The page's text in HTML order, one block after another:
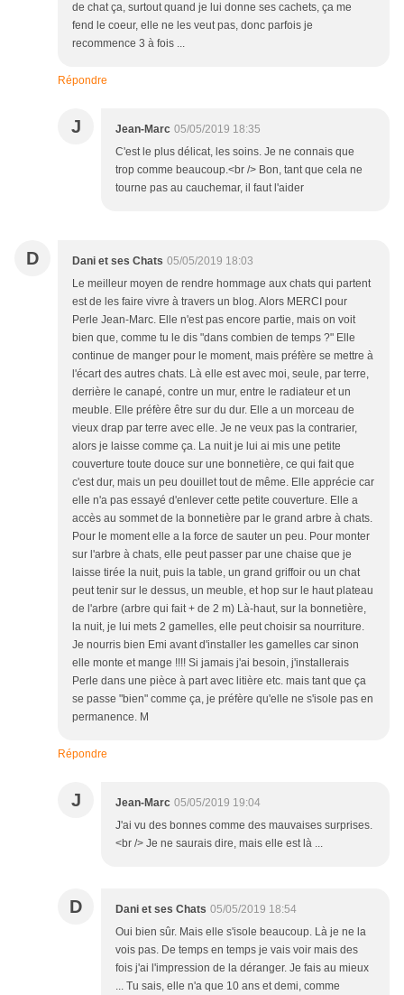
de chat ça, surtout quand je lui donne ses cachets, ça me
fend le coeur, elle ne les veut pas, donc parfois je
recommence 3 à fois ...
Répondre
J Jean-Marc 05/05/2019 18:35
C'est le plus délicat, les soins. Je ne connais que
trop comme beaucoup.<br /> Bon, tant que cela ne
tourne pas au cauchemar, il faut l'aider
D Dani et ses Chats 05/05/2019 18:03
Le meilleur moyen de rendre hommage aux chats qui partent
est de les faire vivre à travers un blog. Alors MERCI pour
Perle Jean-Marc. Elle n'est pas encore partie, mais on voit
bien que, comme tu le dis "dans combien de temps ?" Elle
continue de manger pour le moment, mais préfère se mettre à
l'écart des autres chats. Là elle est avec moi, seule, par terre,
derrière le canapé, contre un mur, entre le radiateur et un
meuble. Elle préfère être sur du dur. Elle a un morceau de
vieux drap par terre avec elle. Je ne veux pas la contrarier,
alors je laisse comme ça. La nuit je lui ai mis une petite
couverture toute douce sur une bonnetière, ce qui fait que
c'est dur, mais un peu douillet tout de même. Elle apprécie car
elle n'a pas essayé d'enlever cette petite couverture. Elle a
accès au sommet de la bonnetière par le grand arbre à chats.
Pour le moment elle a la force de sauter un peu. Pour monter
sur l'arbre à chats, elle peut passer par une chaise que je
laisse tirée la nuit, puis la table, un grand griffoir ou un chat
peut tenir sur le dessus, un meuble, et hop sur le haut plateau
de l'arbre (arbre qui fait + de 2 m) Là-haut, sur la bonnetière,
la nuit, je lui mets 2 gamelles, elle peut choisir sa nourriture.
Je nourris bien Emi avant d'installer les gamelles car sinon
elle monte et mange !!!! Si jamais j'ai besoin, j'installerais
Perle dans une pièce à part avec litière etc. mais tant que ça
se passe "bien" comme ça, je préfère qu'elle ne s'isole pas en
permanence. M
Répondre
J Jean-Marc 05/05/2019 19:04
J'ai vu des bonnes comme des mauvaises surprises.
<br /> Je ne saurais dire, mais elle est là ...
D Dani et ses Chats 05/05/2019 18:54
Oui bien sûr. Mais elle s'isole beaucoup. Là je ne la
vois pas. De temps en temps je vais voir mais des
fois j'ai l'impression de la déranger. Je fais au mieux
... Tu sais, elle n'a que 10 ans et demi, comme